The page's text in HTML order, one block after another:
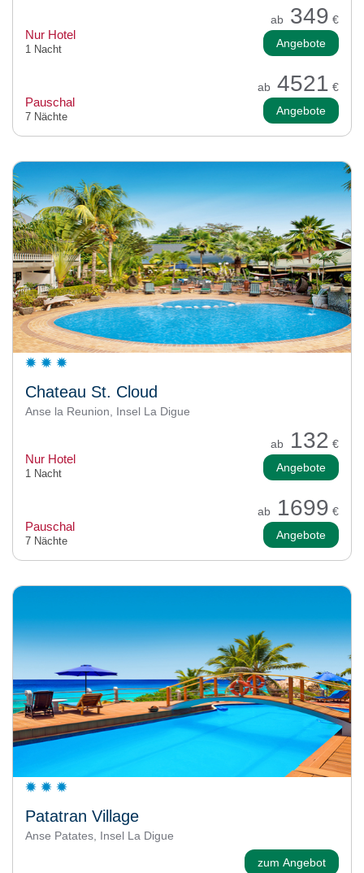
ab 349 €
Nur Hotel
1 Nacht Angebote
ab 4521 €
Pauschal
7 Nächte Angebote
Chateau St. Cloud
Anse la Reunion, Insel La Digue
ab 132 €
Nur Hotel
1 Nacht Angebote
ab 1699 €
Pauschal
7 Nächte Angebote
Patatran Village
Anse Patates, Insel La Digue
zum Angebot